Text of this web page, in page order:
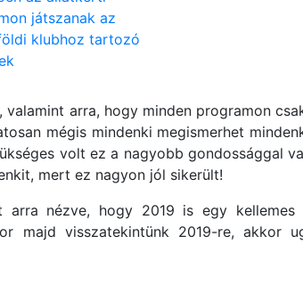
arra, hogy minden programon
mégis mindenki megismerhet
volt ez a nagyobb gondossággal
mert ez nagyon jól sikerült!
nézve, hogy 2019 is egy
majd visszatekintünk 2019-re, akkor